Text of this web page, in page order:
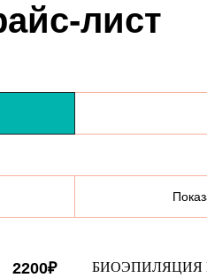
лист
2200₽ БИОЭПИЛЯЦИЯ